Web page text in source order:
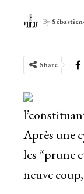
By Sébastien-
Share
Après une
les “prune
neuve